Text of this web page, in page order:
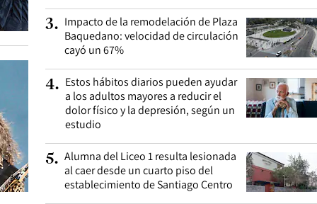
3. Impacto de la remodelación de Plaza
Baquedano: velocidad de circulación
cayó un 67%
4. Estos hábitos diarios pueden ayudar
a los adultos mayores a reducir el
dolor físico y la depresión, según un
estudio
5. Alumna del Liceo 1 resulta lesionada
al caer desde un cuarto piso del
establecimiento de Santiago Centro